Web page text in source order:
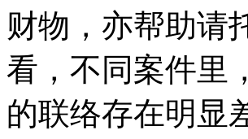
财物，亦帮助请
看，不同案件里
的联络存在明显